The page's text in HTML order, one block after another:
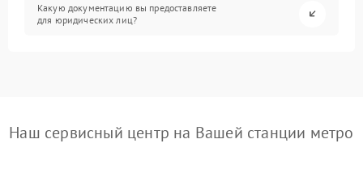
Какую документацию вы предоставляете
для юридических лиц?
Наш сервисный центр на Вашей станции метро